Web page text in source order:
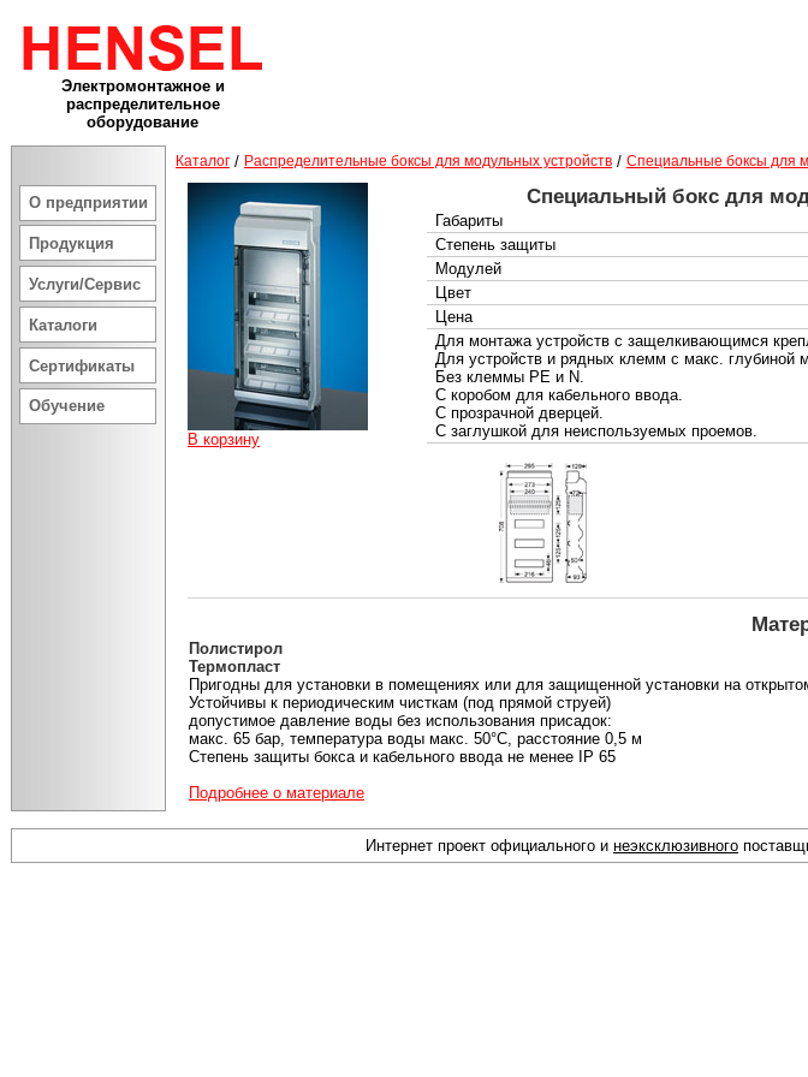
Электромонтажное и
распределительное
оборудование
О предприятии
Продукция
Услуги/Сервис
Каталоги
Сертификаты
Обучение
Каталог / Распределительные боксы для модульных устройств / Специальные боксы для
В корзину
Специальный бокс для
Габариты
Степень защиты
Модулей
Цвет
Цена
Для монтажа устройств с защелкивающимся
Для устройств и рядных клемм с макс. глубиной
Без клеммы PE и N.
С коробом для кабельного ввода.
С прозрачной дверцей.
С заглушкой для неиспользуемых проемов.
Полистирол
Термопласт
Пригодны для установки в помещениях или для защищенной установки на
Устойчивы к периодическим чисткам (под прямой струей)
допустимое давление воды без использования присадок:
макс. 65 бар, температура воды макс. 50°С, расстояние 0,5 м
Степень защиты бокса и кабельного ввода не менее IP 65
Подробнее о материале
Интернет проект официального и неэксклюзивного